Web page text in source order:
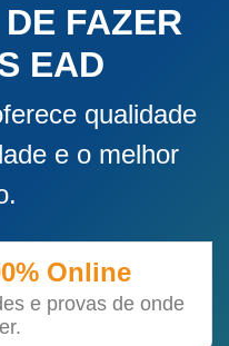
FAZER
EAD
qualidade
e o melhor
Online
e provas de onde